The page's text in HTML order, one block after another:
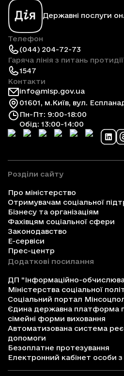
Державні послуги
Телефон
(044) 204-72-73
Гаряча лінія з питань
1547
Контакти
info@mlsp.gov.ua
01601, м.Київ, вул.
Пн-Пт: 9:00-18:00
Обід: 13:00-14:00
Розділи сайту
Про міністерство
Отримувачам соціальної
Бізнесу та організаціям
Фахівцям соціальної сфери
Законодавство
Е-сервіси
Прес-центр
Додаткові посилання
ДП "Інформаційно-
Міністерства соціальної
Соціальний портал
Єдина державна платформа
сімейні форми виховання
Автоматизована система
допомоги
Безоплатне протезування
Електронний кабінет особи з